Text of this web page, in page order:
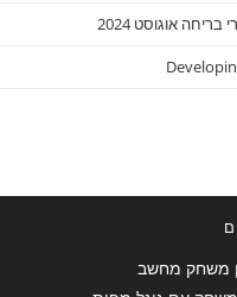
אוגוסט 2024
משחק מחשב